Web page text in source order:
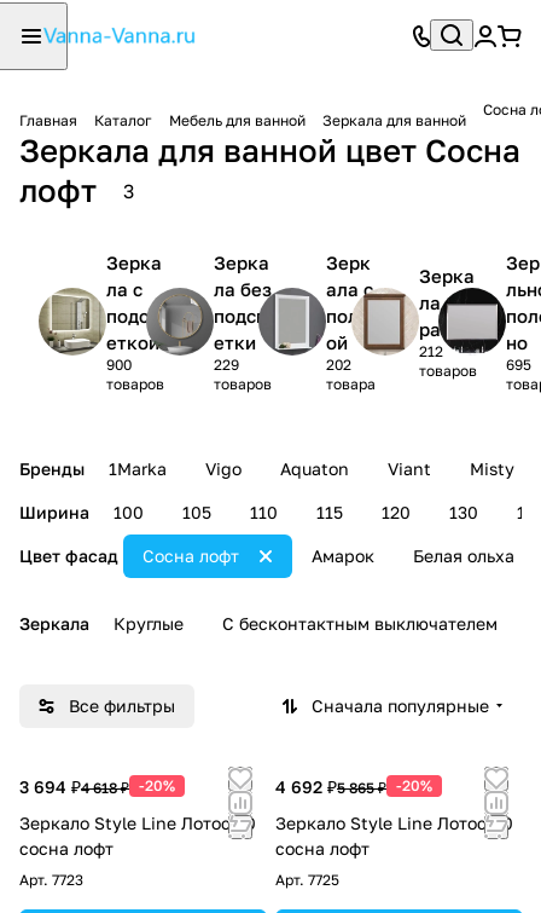
Главная Каталог Мебель для ванной Зеркала для ванной
Сосна
Зеркала для ванной цвет Сосна
лофт
3
Зерка
ла с
подсв
еткой
900
товаров
Зерка
ла без
подсв
етки
229
товаров
Зерк
ала с
полк
ой
202
товара
Зерка
ла в
раме
212
товаров
но
695
Бренды 1Marka Vigo Aquaton Viant Misty
Ширина 100 105 110 115 120 130
Цвет фасад Амарок Белая ольха
Сосна лофт
Зеркала Круглые С бесконтактным выключателем
Все фильтры Сначала популярные
3 694 ₽4 618 ₽ -20%
Зеркало Style Line Лотос 60
сосна лофт
Арт. 7723
4 692 ₽5 865 ₽ -20%
Зеркало Style Line Лотос 80
сосна лофт
Арт. 7725